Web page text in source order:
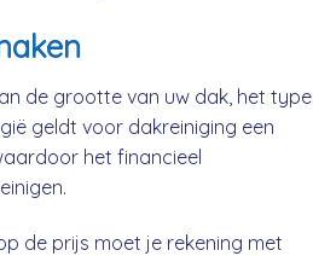
de grootte van uw dak, het type
geldt voor dakreiniging een
het financieel
de prijs moet je rekening met